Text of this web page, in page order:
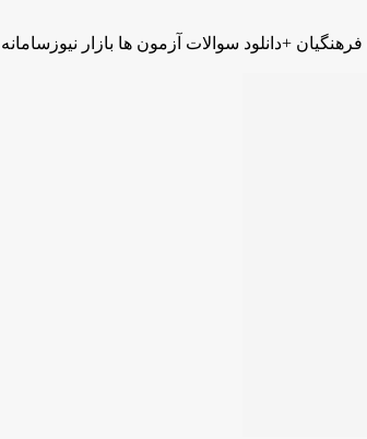
+دانلود سوالات آزمون ها بازار